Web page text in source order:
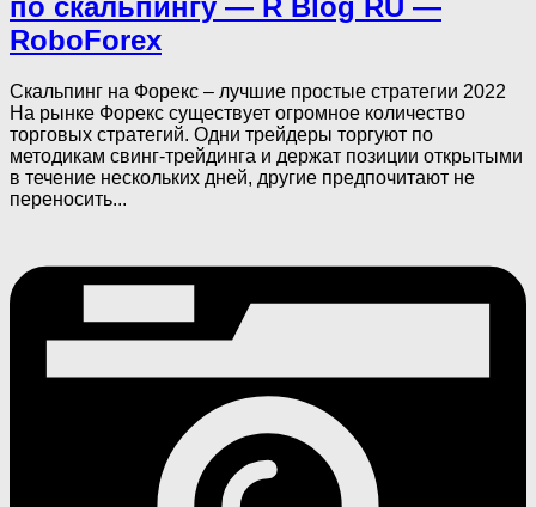
по скальпингу — R Blog RU —
RoboForex
Скальпинг на Форекс – лучшие простые стратегии 2022
На рынке Форекс существует огромное количество
торговых стратегий. Одни трейдеры торгуют по
методикам свинг-трейдинга и держат позиции открытыми
в течение нескольких дней, другие предпочитают не
переносить...